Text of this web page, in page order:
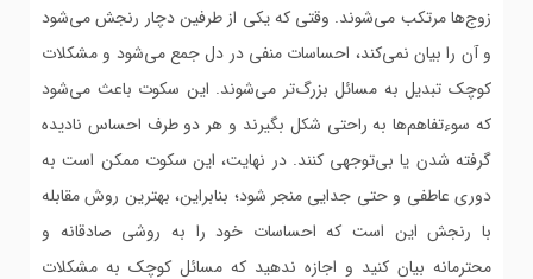
زوج‌ها مرتکب می‌شوند. وقتی که یکی از طرفین دچار رنجش می‌شود
و آن را بیان نمی‌کند، احساسات منفی در دل جمع می‌شود و مشکلات
کوچک تبدیل به مسائل بزرگ‌تر می‌شوند. این سکوت باعث می‌شود
که سوءتفاهم‌ها به راحتی شکل بگیرند و هر دو طرف احساس نادیده
گرفته شدن یا بی‌توجهی کنند. در نهایت، این سکوت ممکن است به
دوری عاطفی و حتی جدایی منجر شود؛ بنابراین، بهترین روش مقابله
با رنجش این است که احساسات خود را به روشی صادقانه و
محترمانه بیان کنید و اجازه ندهید که مسائل کوچک به مشکلات